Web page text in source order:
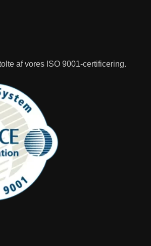
af vores ISO 9001-certificering.